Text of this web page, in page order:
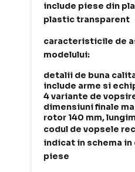
include piese din
plastic transparent
caracteristicile de
modelului:
detalii de buna
include arme si
4 variante de
dimensiuni finale
rotor 140 mm,
codul de vopsele
indicat in schema
piese